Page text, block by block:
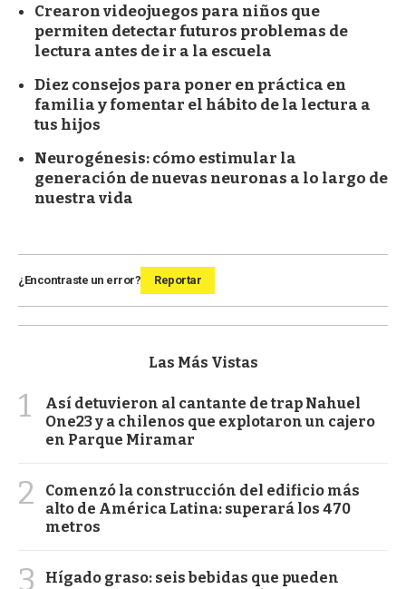
Crearon videojuegos para niños que
permiten detectar futuros problemas de
lectura antes de ir a la escuela
Diez consejos para poner en práctica en
familia y fomentar el hábito de la lectura a
tus hijos
Neurogénesis: cómo estimular la
generación de nuevas neuronas a lo largo de
nuestra vida
¿Encontraste un error? Reportar
Las Más Vistas
1
Así detuvieron al cantante de trap Nahuel
One23 y a chilenos que explotaron un cajero
en Parque Miramar
2
Comenzó la construcción del edificio más
alto de América Latina: superará los 470
metros
3
Hígado graso: seis bebidas que pueden